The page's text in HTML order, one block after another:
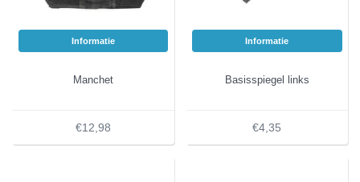
Informatie
Manchet
€12,98
Informatie
Basisspiegel links
€4,35